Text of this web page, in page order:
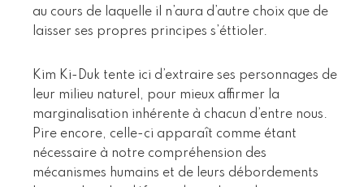
au cours de laquelle il n’aura d’autre choix que de
laisser ses propres principes s’éttioler.
Kim Ki-Duk tente ici d’extraire ses personnages de
leur milieu naturel, pour mieux affirmer la
marginalisation inhérente à chacun d’entre nous.
Pire encore, celle-ci apparaît comme étant
nécessaire à notre compréhension des
mécanismes humains et de leurs débordements